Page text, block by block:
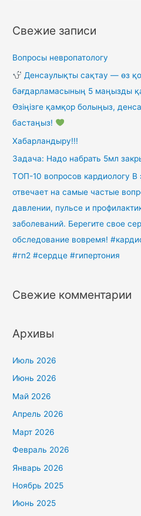
Свежие записи
Вопросы невропатологу
Денсаулықты сақтау — өз
бағдарламасының 5 маңызды
Өзіңізге қамқор болыңыз,
бастаңыз!
Хабарландыру!!!
Задача: Надо набрать 5мл
ТОП-10 вопросов кардиологу В
отвечает на самые частые
давлении, пульсе и
заболеваний. Берегите свое
обследование вовремя!
#гп2 #сердце #гипертония
Свежие комментарии
Архивы
Июль 2026
Июнь 2026
Май 2026
Апрель 2026
Март 2026
Февраль 2026
Январь 2026
Ноябрь 2025
Июнь 2025